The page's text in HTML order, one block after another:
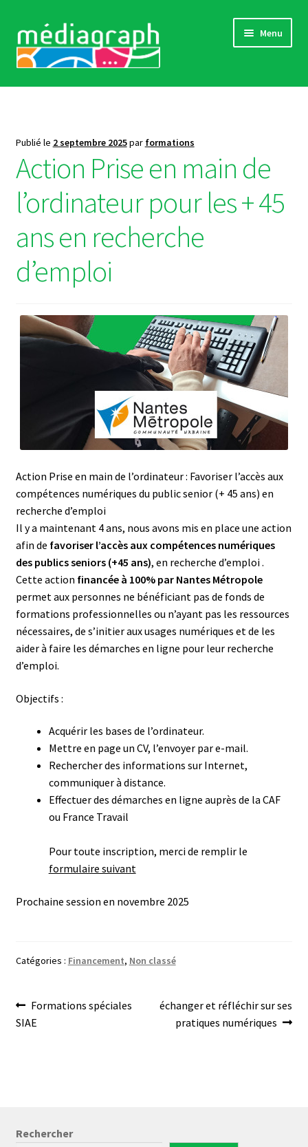
à
la
au
contenu
Menu
Catalogue complet
Actualités
« Références »
Sensibilisations
Contact
Publié le 2 septembre 2025par formations
Action Prise en main de
l’ordinateur pour les + 45
ans en recherche
d’emploi
Action Prise en main de l’ordinateur : Favoriser l’accès aux
compétences numériques du public senior (+ 45 ans) en
recherche d’emploi
Il y a maintenant 4 ans, nous avons mis en place une action
afin de favoriser l’accès aux compétences numériques
des publics seniors (+45 ans), en recherche d’emploi .
Cette action financée à 100% par Nantes Métropole
permet aux personnes ne bénéficiant pas de fonds de
formations professionnelles ou n’ayant pas les ressources
nécessaires, de s’initier aux usages numériques et de les
aider à faire les démarches en ligne pour leur recherche
d’emploi.
Objectifs :
Acquérir les bases de l’ordinateur.
Mettre en page un CV, l’envoyer par e-mail.
Rechercher des informations sur Internet,
communiquer à distance.
Effectuer des démarches en ligne auprès de la CAF
ou France Travail
Pour toute inscription, merci de remplir le
formulaire suivant
Prochaine session en novembre 2025
Catégories : Financement, Non classé
Navigation
de
Article
précédent :
Formations spéciales
SIAE
Article
suivant :
échanger et réfléchir sur ses
pratiques numériques
Rechercher